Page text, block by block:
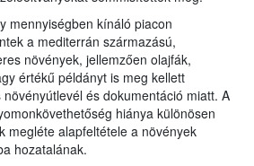
mennyiségben kínáló piacon
a mediterrán származású,
növények, jellemzően olajfák,
értékű példányt is meg kellett
és dokumentáció miatt. A
hiánya különösen
megléte alapfeltétele a növények
hozatalának.